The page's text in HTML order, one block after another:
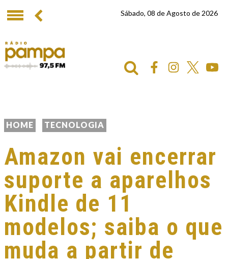
Sábado, 08 de Agosto de 2026
HOME TECNOLOGIA
Amazon vai encerrar
suporte a aparelhos
Kindle de 11
modelos; saiba o que
muda a partir de